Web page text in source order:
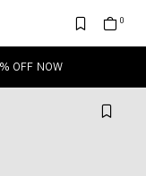
OFF NOW